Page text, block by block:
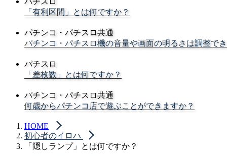
「有利区間」とは何ですか？
パチンコ・パチスロ共通
パチンコ・パチスロ機の音量や画面の明るさは調整で
パチスロ
「差枚数」とは何ですか？
パチンコ・パチスロ共通
何歳からパチンコ店で遊ぶことができますか？
HOME
初心者のイロハ
「隠しランプ」とは何ですか？